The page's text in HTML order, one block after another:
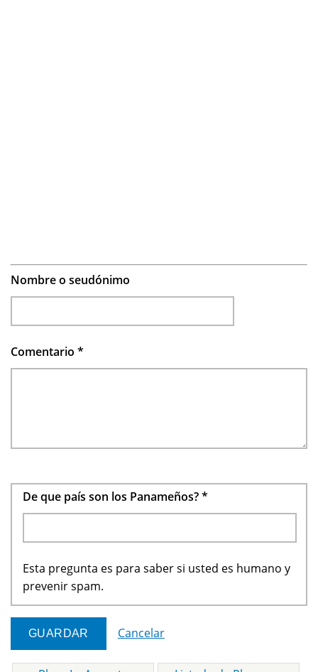
Nombre o seudónimo
Comentario *
De que país son los Panameños?*
Esta pregunta es para saber si usted es humano y
prevenir spam.
Cancelar